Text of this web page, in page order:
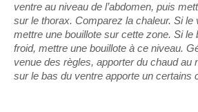
ventre au niveau de l’abdomen, puis
sur le thorax. Comparez la chaleur. Si le
mettre une bouillote sur cette zone. Si le
froid, mettre une bouillote à ce niveau.
venue des règles, apporter du chaud au
sur le bas du ventre apporte un certains